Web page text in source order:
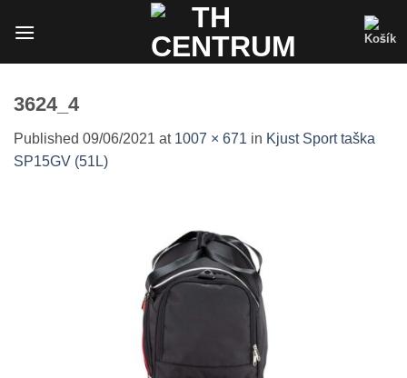
3624_4
Published 09/06/2021 at 1007 × 671 in Kjust Sport taška
SP15GV (51L)